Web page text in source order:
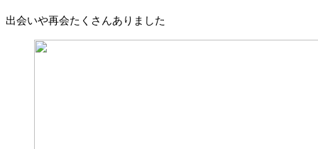
出会いや再会たくさんありました